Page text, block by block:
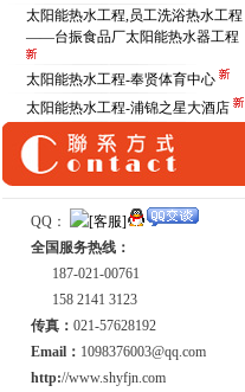
太阳能热水工程,员工洗浴热水工程
——台振食品厂太阳能热水器工程
太阳能热水工程-奉贤体育中心
太阳能热水工程-浦锦之星大酒店
QQ：
全国服务热线：
187-021-00761
158 2141 3123
传真： 021-57628192
Email： 1098376003@qq.com
http://www.shyfjn.com